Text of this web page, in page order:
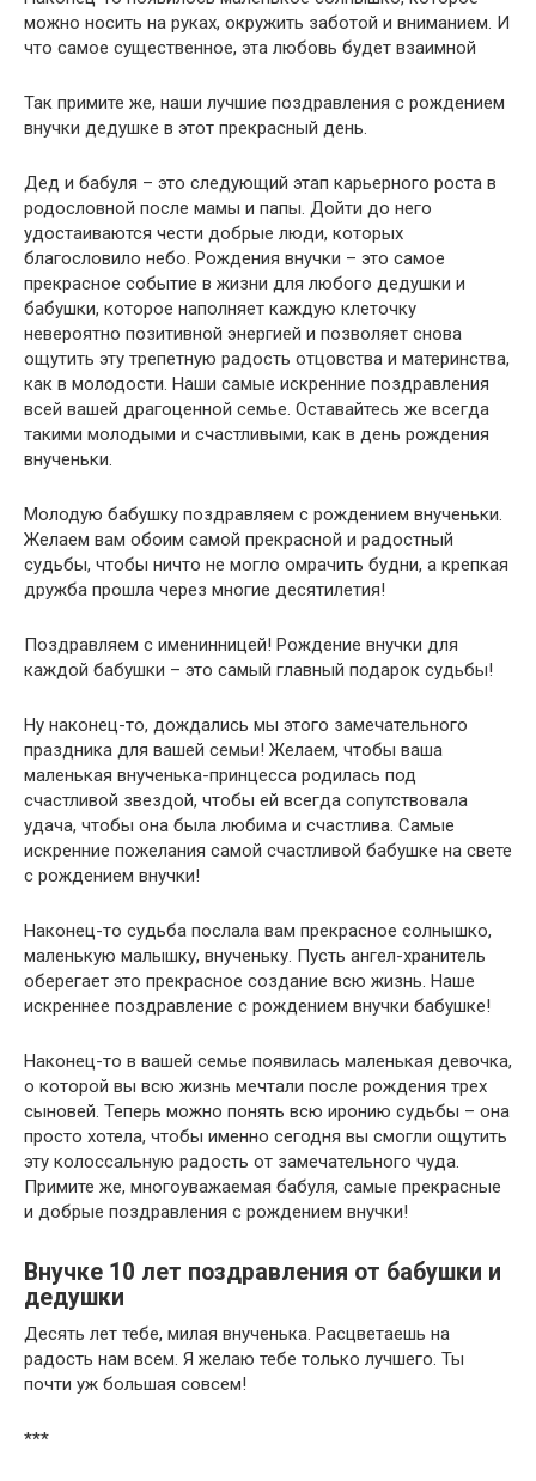
можно носить на руках, окружить заботой и вниманием. И
что самое существенное, эта любовь будет взаимной
Так примите же, наши лучшие поздравления с рождением
внучки дедушке в этот прекрасный день.
Дед и бабуля – это следующий этап карьерного роста в
родословной после мамы и папы. Дойти до него
удостаиваются чести добрые люди, которых
благословило небо. Рождения внучки – это самое
прекрасное событие в жизни для любого дедушки и
бабушки, которое наполняет каждую клеточку
невероятно позитивной энергией и позволяет снова
ощутить эту трепетную радость отцовства и материнства,
как в молодости. Наши самые искренние поздравления
всей вашей драгоценной семье. Оставайтесь же всегда
такими молодыми и счастливыми, как в день рождения
внученьки.
Молодую бабушку поздравляем с рождением внученьки.
Желаем вам обоим самой прекрасной и радостный
судьбы, чтобы ничто не могло омрачить будни, а крепкая
дружба прошла через многие десятилетия!
Поздравляем с именинницей! Рождение внучки для
каждой бабушки – это самый главный подарок судьбы!
Ну наконец-то, дождались мы этого замечательного
праздника для вашей семьи! Желаем, чтобы ваша
маленькая внученька-принцесса родилась под
счастливой звездой, чтобы ей всегда сопутствовала
удача, чтобы она была любима и счастлива. Самые
искренние пожелания самой счастливой бабушке на свете
с рождением внучки!
Наконец-то судьба послала вам прекрасное солнышко,
маленькую малышку, внученьку. Пусть ангел-хранитель
оберегает это прекрасное создание всю жизнь. Наше
искреннее поздравление с рождением внучки бабушке!
Наконец-то в вашей семье появилась маленькая девочка,
о которой вы всю жизнь мечтали после рождения трех
сыновей. Теперь можно понять всю иронию судьбы – она
просто хотела, чтобы именно сегодня вы смогли ощутить
эту колоссальную радость от замечательного чуда.
Примите же, многоуважаемая бабуля, самые прекрасные
и добрые поздравления с рождением внучки!
Внучке 10 лет поздравления от бабушки и
дедушки
Десять лет тебе, милая внученька. Расцветаешь на
радость нам всем. Я желаю тебе только лучшего. Ты
почти уж большая совсем!
***